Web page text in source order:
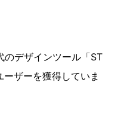
のデザインツール「ST
ザーを獲得していま